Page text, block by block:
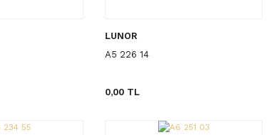
LUNOR
A5 226 14
0,00 TL